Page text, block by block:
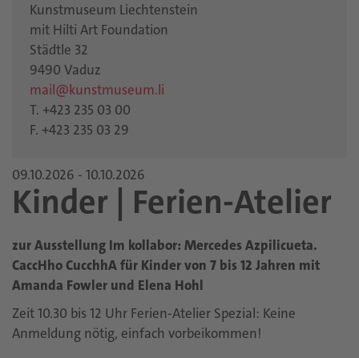
Kunstmuseum Liechtenstein
mit Hilti Art Foundation
Städtle 32
9490 Vaduz
mail@kunstmuseum.li
T. +423 235 03 00
F. +423 235 03 29
09.10.2026 - 10.10.2026
Kinder | Ferien-Atelier
zur Ausstellung Im kollabor: Mercedes Azpilicueta.
CaccHho CucchhA für Kinder von 7 bis 12 Jahren mit
Amanda Fowler und Elena Hohl
Zeit 10.30 bis 12 Uhr Ferien-Atelier Spezial: Keine
Anmeldung nötig, einfach vorbeikommen!